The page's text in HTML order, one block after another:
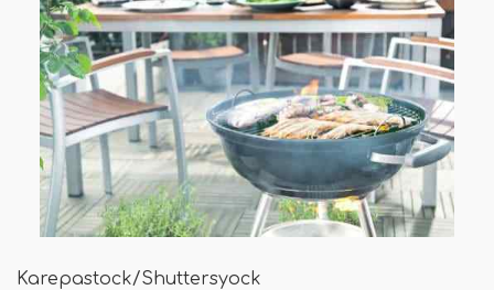
Karepastock/Shuttersyock